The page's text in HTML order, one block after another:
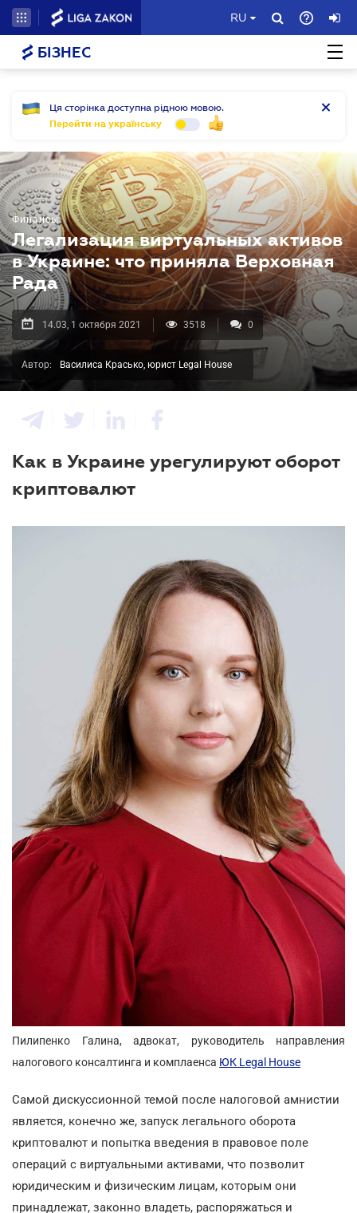
RU
БІЗНЕС
Ця сторінка доступна рідною мовою.
Перейти на українську
Финансы
Легализация виртуальных активов
в Украине: что приняла Верховная
Рада
14.03, 1 октября 2021 3518 0
Автор: Василиса Красько, юрист Legal House
Как в Украине урегулируют оборот
криптовалют
Пилипенко Галина, адвокат, руководитель направления
налогового консалтинга и комплаенса ЮК Legal House
Самой дискуссионной темой после налоговой амнистии
является, конечно же, запуск легального оборота
криптовалют и попытка введения в правовое поле
операций с виртуальными активами, что позволит
юридическим и физическим лицам, которым они
принадлежат, законно владеть, распоряжаться и